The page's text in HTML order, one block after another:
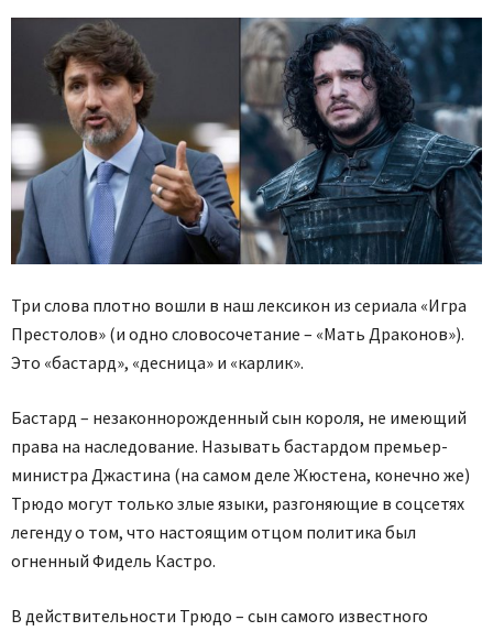
Три слова плотно вошли в наш лексикон из сериала «Игра
Престолов» (и одно словосочетание – «Мать Драконов»).
Это «бастард», «десница» и «карлик».
Бастард – незаконнорожденный сын короля, не имеющий
права на наследование. Называть бастардом премьер-
министра Джастина (на самом деле Жюстена, конечно же)
Трюдо могут только злые языки, разгоняющие в соцсетях
легенду о том, что настоящим отцом политика был
огненный Фидель Кастро.
В действительности Трюдо – сын самого известного